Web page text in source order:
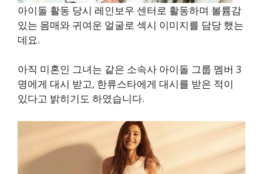
아이돌 활동 당시 레인보우 센터로 활동하며 볼륨감
있는 몸매와 귀여운 얼굴로 섹시 이미지를 담당 했는
데요.
아직 미혼인 그녀는 같은 소속사 아이돌 그룹 멤버 3
명에게 대시 받고, 한류스타에게 대시를 받은 적이
있다고 밝히기도 하였습니다.